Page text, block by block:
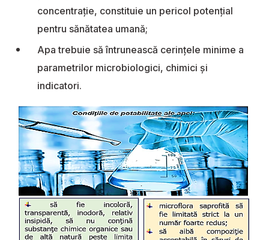
concentrație, constituie un pericol potențial
pentru sănătatea umană;
Apa trebuie să întrunească cerințele minime a
parametrilor microbiologici, chimici și
indicatori.